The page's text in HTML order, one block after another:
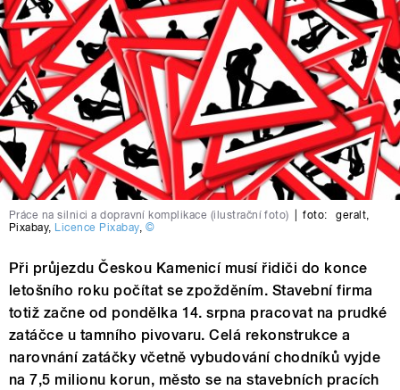
Práce na silnici a dopravní komplikace (ilustrační foto) foto: geralt,
Pixabay, Licence Pixabay, ©
Při průjezdu Českou Kamenicí musí řidiči do konce
letošního roku počítat se zpožděním. Stavební firma
totiž začne od pondělka 14. srpna pracovat na prudké
zatáčce u tamního pivovaru. Celá rekonstrukce a
narovnání zatáčky včetně vybudování chodníků vyjde
na 7,5 milionu korun, město se na stavebních pracích